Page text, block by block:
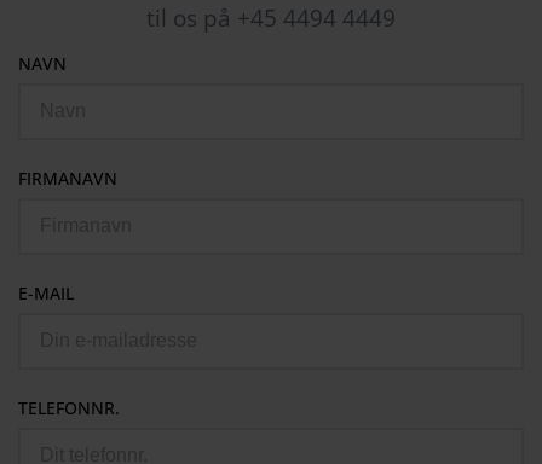
til os på +45 4494 4449
NAVN
FIRMANAVN
E-MAIL
TELEFONNR.